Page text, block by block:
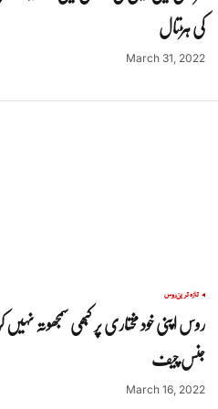
کی ہڑتال
March 31, 2022
تازہ ترینروس
روس اپنی خود مختاری پر کبھی سمجھوتہ نہیں
جنس چیف
March 16, 2022